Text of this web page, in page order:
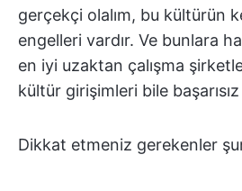
gerçekçi olalım, bu kültürün
engelleri vardır. Ve bunlara
en iyi uzaktan çalışma
kültür girişimleri bile
Dikkat etmeniz gerekenler